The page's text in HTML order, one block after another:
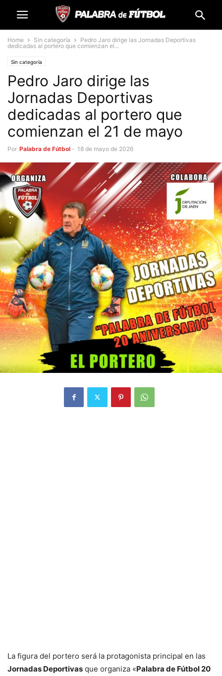
Home Sin categoría
Pedro Jaro dirige las Jornadas Deportivas
dedicadas al portero que comienzan el...
Sin categoría
Pedro Jaro dirige las
Jornadas Deportivas
dedicadas al portero que
comienzan el 21 de mayo
Por Palabra de Fútbol - 18 de mayo de 2026
La figura del portero será la protagonista principal en las
Jornadas Deportivas que organiza «Palabra de Fútbol 20